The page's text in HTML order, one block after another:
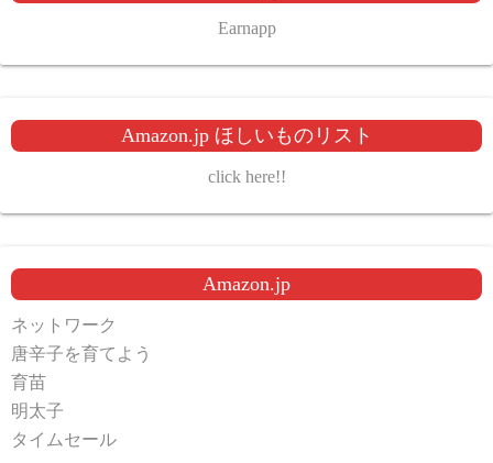
Earnapp
Amazon.jp ほしいものリスト
click here!!
Amazon.jp
ネットワーク
唐辛子を育てよう
育苗
明太子
タイムセール